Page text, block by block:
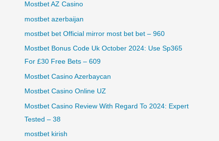
Mostbet AZ Casino
mostbet azerbaijan
mostbet bet Official mirror most bet bet – 960
Mostbet Bonus Code Uk October 2024: Use Sp365
For £30 Free Bets – 609
Mostbet Casino Azerbaycan
Mostbet Casino Online UZ
Mostbet Casino Review With Regard To 2024: Expert
Tested – 38
mostbet kirish